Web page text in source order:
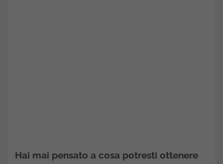
Hai mai pensato a cosa potresti ottenere